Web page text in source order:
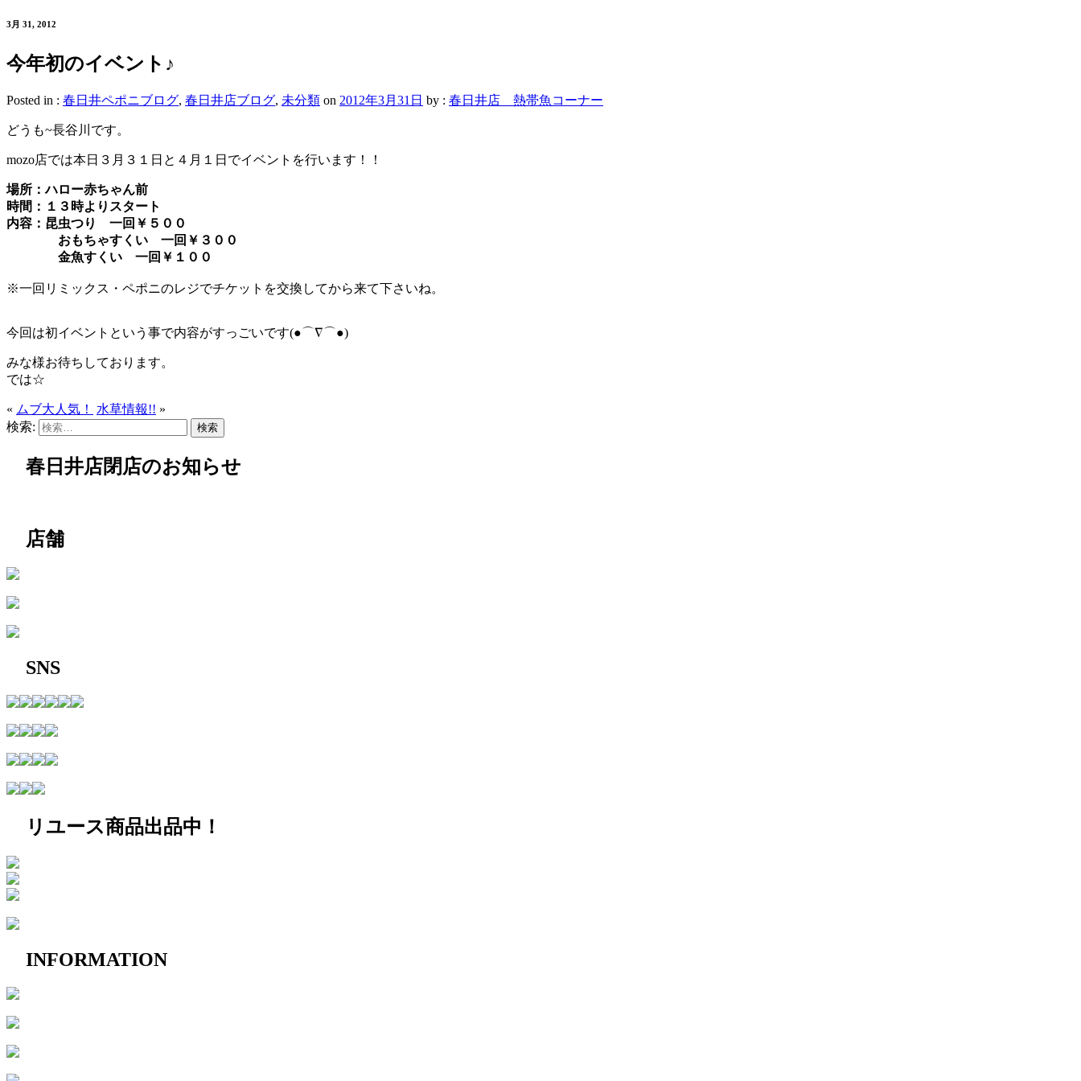
3月 31, 2012
今年初のイベント♪
Posted in : 春日井ペポニブログ, 春日井店ブログ, 未分類 on 2012年3月31日 by : 春日井店 熱帯魚コーナー
どうも~長谷川です。
mozo店では本日３月３１日と４月１日でイベントを行います！！
場所：ハロー赤ちゃん前
時間：１３時よりスタート
内容：昆虫つり 一回￥５００
おもちゃすくい 一回￥３００
金魚すくい 一回￥１００
※一回リミックス・ペポニのレジでチケットを交換してから来て下さいね。
今回は初イベントという事で内容がすっごいです(●⌒∇⌒●)
みな様お待ちしております。
では☆
« ムブ大人気！ 水草情報!! »
検索:
春日井店閉店のお知らせ
店舗
SNS
リユース商品出品中！
INFORMATION